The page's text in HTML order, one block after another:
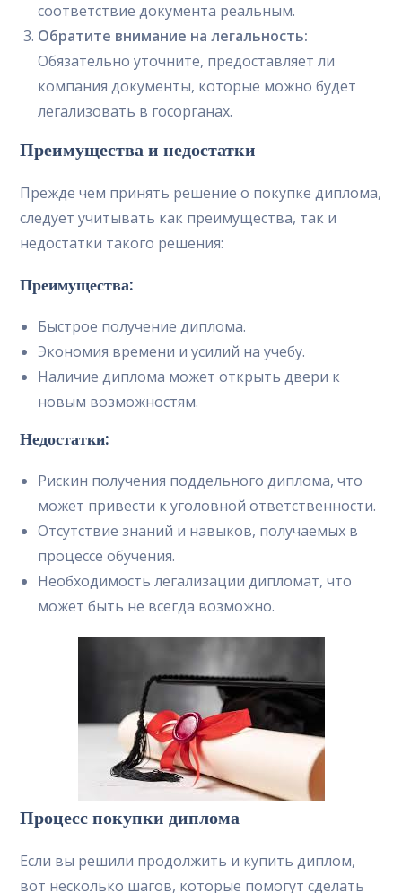
соответствие документа реальным.
Обратите внимание на легальность:
Обязательно уточните, предоставляет ли
компания документы, которые можно будет
легализовать в госорганах.
Преимущества и недостатки
Прежде чем принять решение о покупке диплома,
следует учитывать как преимущества, так и
недостатки такого решения:
Преимущества:
Быстрое получение диплома.
Экономия времени и усилий на учебу.
Наличие диплома может открыть двери к
новым возможностям.
Недостатки:
Рискин получения поддельного диплома, что
может привести к уголовной ответственности.
Отсутствие знаний и навыков, получаемых в
процессе обучения.
Необходимость легализации дипломат, что
может быть не всегда возможно.
Процесс покупки диплома
Если вы решили продолжить и купить диплом,
вот несколько шагов, которые помогут сделать